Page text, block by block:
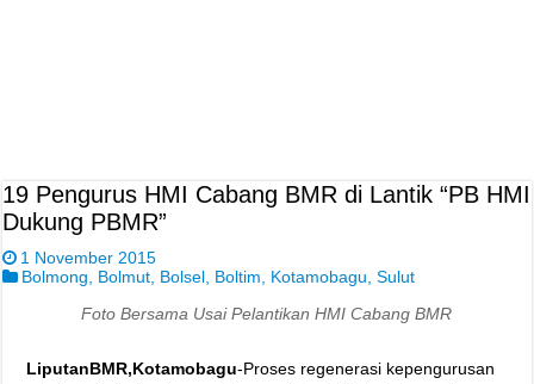
19 Pengurus HMI Cabang BMR di Lantik “PB HMI
Dukung PBMR”
1 November 2015
Bolmong
Bolmut Bolsel Boltim Kotamobagu ,Sulut
Foto Bersama Usai Pelantikan HMI Cabang BMR
LiputanBMR,Kotamobagu-Proses regenerasi kepengurusan